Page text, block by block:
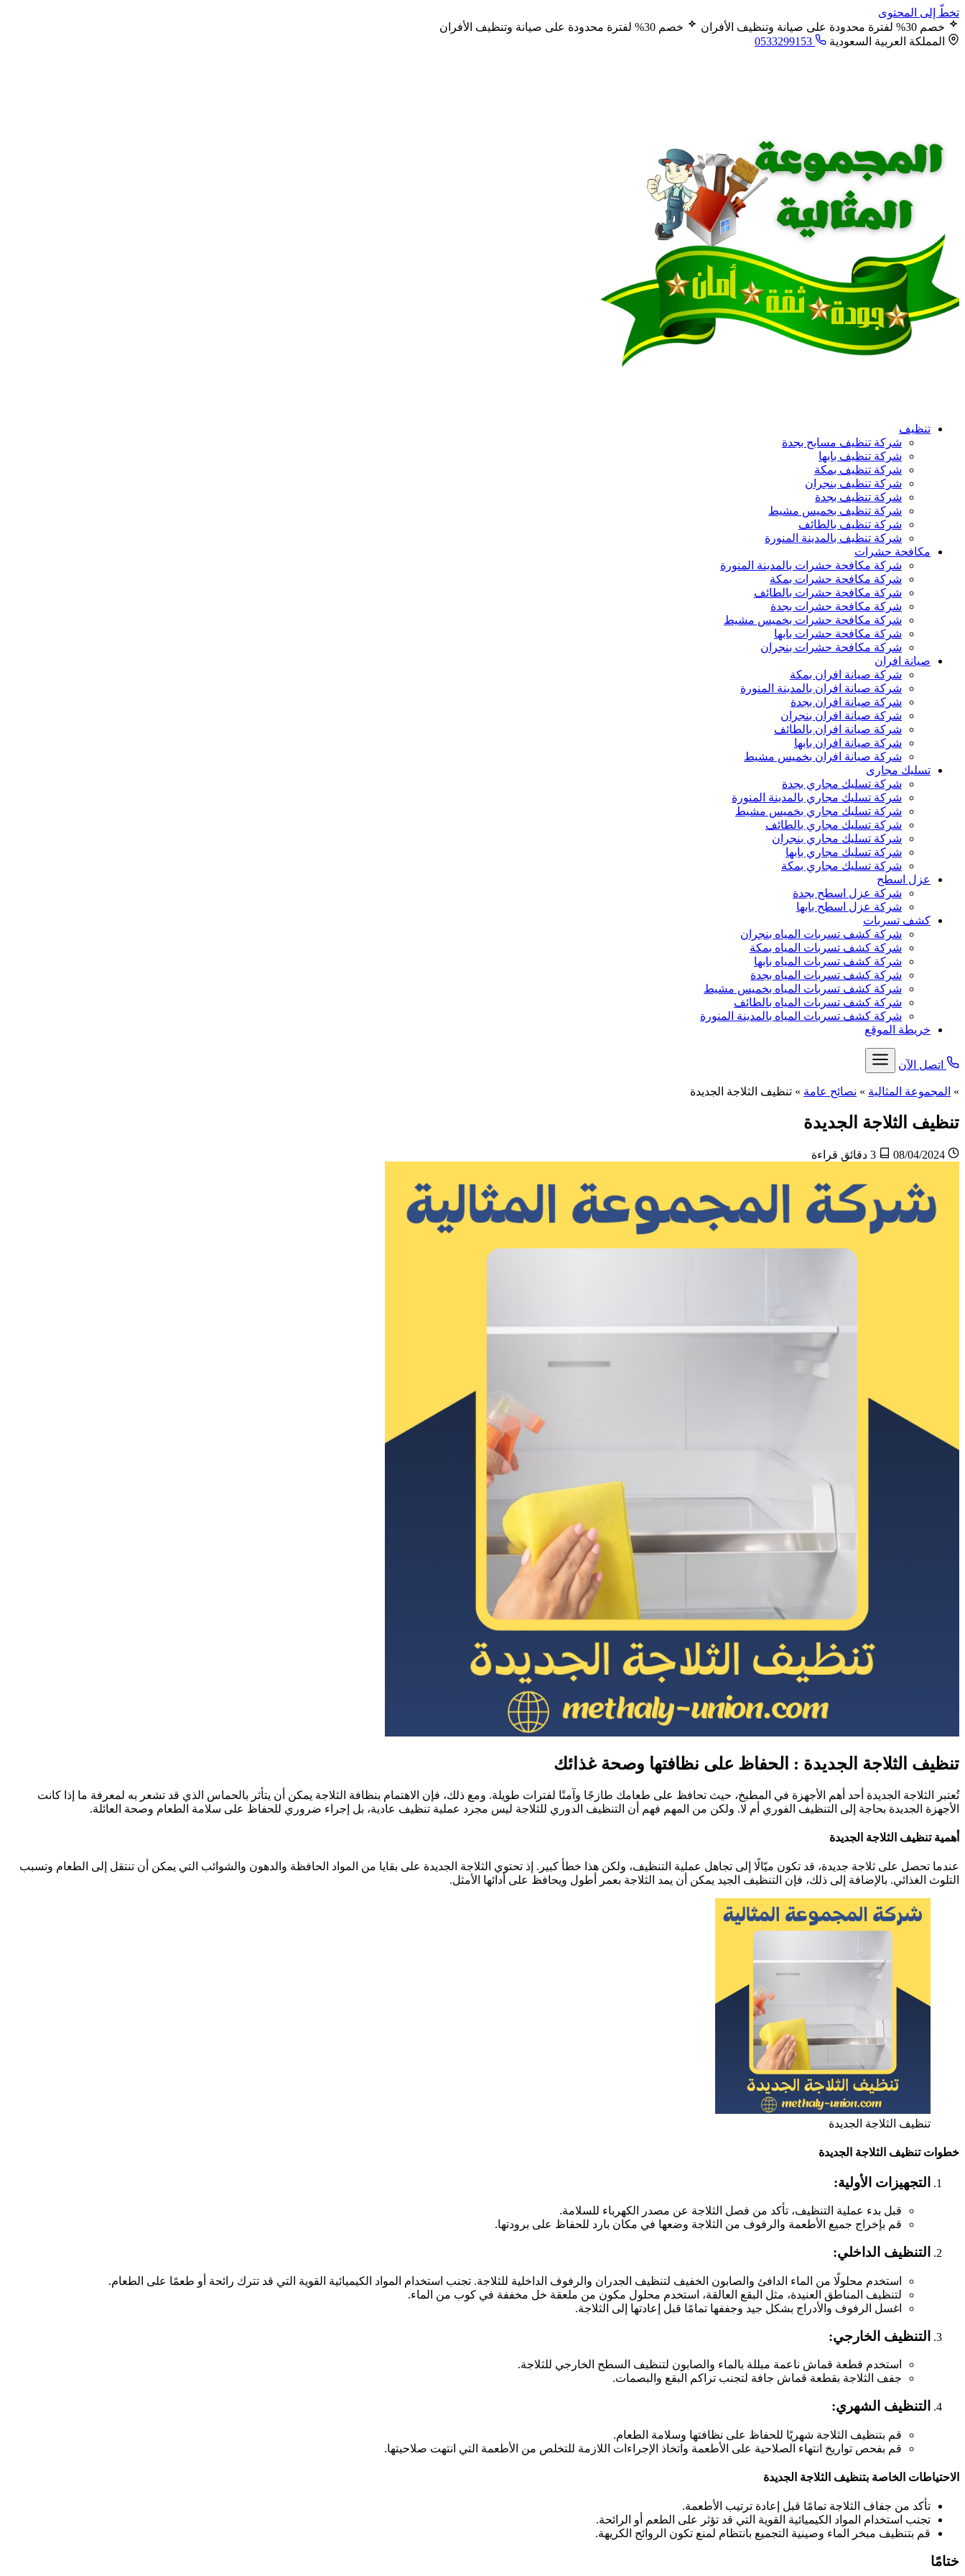
تخطّ إلى المحتوى
خصم 30% لفترة محدودة على صيانة وتنظيف الأفران
خصم 30% لفترة محدودة على صيانة وتنظيف الأفران
المملكة العربية السعودية
تنظيف
شركة تنظيف مسابح بجدة
شركة تنظيف بابها
شركة تنظيف بمكة
شركة تنظيف بنجران
شركة تنظيف بجدة
شركة تنظيف بخميس مشيط
شركة تنظيف بالطائف
شركة تنظيف بالمدينة المنورة
مكافحة حشرات
شركة مكافحة حشرات بالمدينة المنورة
شركة مكافحة حشرات بمكة
شركة مكافحة حشرات بالطائف
شركة مكافحة حشرات بجدة
شركة مكافحة حشرات بخميس مشيط
شركة مكافحة حشرات بابها
شركة مكافحة حشرات بنجران
صيانة افران
شركة صيانة افران بمكة
شركة صيانة افران بالمدينة المنورة
شركة صيانة افران بجدة
شركة صيانة افران بنجران
شركة صيانة افران بالطائف
شركة صيانة افران بابها
شركة صيانة افران بخميس مشيط
تسليك مجارى
شركة تسليك مجاري بجدة
شركة تسليك مجاري بالمدينة المنورة
شركة تسليك مجاري بخميس مشيط
شركة تسليك مجاري بالطائف
شركة تسليك مجاري بنجران
شركة تسليك مجاري بابها
شركة تسليك مجاري بمكة
عزل اسطح
شركة عزل اسطح بجدة
شركة عزل اسطح بابها
كشف تسربات
شركة كشف تسربات المياه بنجران
شركة كشف تسربات المياه بمكة
شركة كشف تسربات المياه بابها
شركة كشف تسربات المياه بجدة
شركة كشف تسربات المياه بخميس مشيط
شركة كشف تسربات المياه بالطائف
شركة كشف تسربات المياه بالمدينة المنورة
خريطة الموقع
اتصل الآن
» المجموعة المثالية » نصائح عامة » تنظيف الثلاجة الجديدة
تنظيف الثلاجة الجديدة
تنظيف الثلاجة الجديدة : الحفاظ على نظافتها وصحة غذائك
تُعتبر الثلاجة الجديدة أحد أهم الأجهزة في المطبخ، حيث تحافظ على طعامك طازجًا وآمنًا لفترات طويلة. ومع ذلك، فإن الاهتمام بنظافة الثلاجة يمكن أن يتأثر بالحماس الذي قد تشعر به لمعرفة ما إذا كانت
الأجهزة الجديدة بحاجة إلى التنظيف الفوري أم لا. ولكن من المهم فهم أن التنظيف الدوري للثلاجة ليس مجرد عملية تنظيف عادية، بل إجراء ضروري للحفاظ على سلامة الطعام وصحة العائلة.
أهمية تنظيف الثلاجة الجديدة
عندما تحصل على ثلاجة جديدة، قد تكون ميّالًا إلى تجاهل عملية التنظيف، ولكن هذا خطأ كبير. إذ تحتوي الثلاجة الجديدة على بقايا من المواد الحافظة والدهون والشوائب التي يمكن أن تنتقل إلى الطعام وتسبب
التلوث الغذائي. بالإضافة إلى ذلك، فإن التنظيف الجيد يمكن أن يمد الثلاجة بعمر أطول ويحافظ على أدائها الأمثل.
تنظيف الثلاجة الجديدة
خطوات تنظيف الثلاجة الجديدة
التجهيزات الأولية:
قبل بدء عملية التنظيف، تأكد من فصل الثلاجة عن مصدر الكهرباء للسلامة.
قم بإخراج جميع الأطعمة والرفوف من الثلاجة وضعها في مكان بارد للحفاظ على برودتها.
التنظيف الداخلي:
استخدم محلولًا من الماء الدافئ والصابون الخفيف لتنظيف الجدران والرفوف الداخلية للثلاجة. تجنب استخدام المواد الكيميائية القوية التي قد تترك رائحة أو طعمًا على الطعام.
لتنظيف المناطق العنيدة، مثل البقع العالقة، استخدم محلول مكون من ملعقة خل مخففة في كوب من الماء.
اغسل الرفوف والأدراج بشكل جيد وجففها تمامًا قبل إعادتها إلى الثلاجة.
التنظيف الخارجي:
استخدم قطعة قماش ناعمة مبللة بالماء والصابون لتنظيف السطح الخارجي للثلاجة.
جفف الثلاجة بقطعة قماش جافة لتجنب تراكم البقع والبصمات.
التنظيف الشهري:
قم بتنظيف الثلاجة شهريًا للحفاظ على نظافتها وسلامة الطعام.
قم بفحص تواريخ انتهاء الصلاحية على الأطعمة واتخاذ الإجراءات اللازمة للتخلص من الأطعمة التي انتهت صلاحيتها.
الاحتياطات الخاصة بتنظيف الثلاجة الجديدة
تأكد من جفاف الثلاجة تمامًا قبل إعادة ترتيب الأطعمة.
تجنب استخدام المواد الكيميائية القوية التي قد تؤثر على الطعم أو الرائحة.
قم بتنظيف مبخر الماء وصينية التجميع بانتظام لمنع تكون الروائح الكريهة.
ختامًا